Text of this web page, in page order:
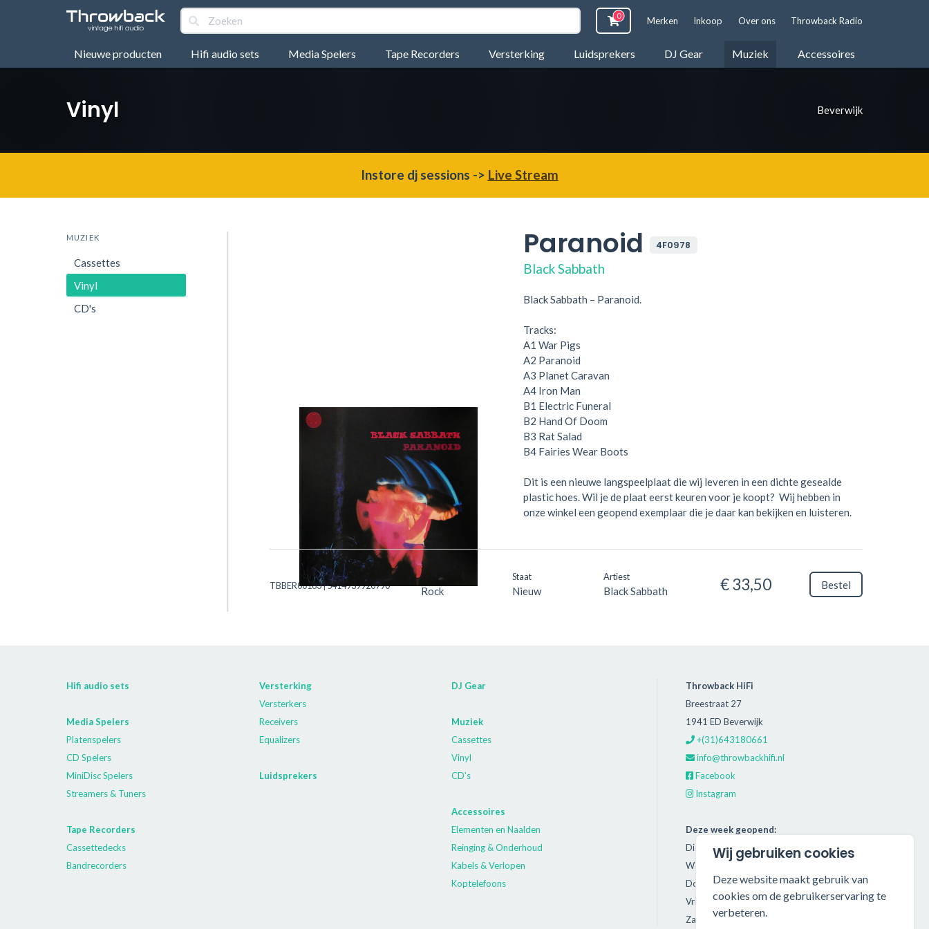
Nieuwe producten Hifi audio sets Media Spelers Tape Recorders Versterking Luidsprekers DJ Gear Muziek Accessoires
Merken Inkoop Over ons Throwback Radio
Vinyl Beverwijk
Instore dj sessions -> Live Stream
MUZIEK
Cassettes
Vinyl
CD's
Paranoid 4F0978
Black Sabbath
Black Sabbath – Paranoid.
Tracks:
A1 War Pigs
A2 Paranoid
A3 Planet Caravan
A4 Iron Man
B1 Electric Funeral
B2 Hand Of Doom
B3 Rat Salad
B4 Fairies Wear Boots
Dit is een nieuwe langspeelplaat die wij leveren in een dichte gesealde
plastic hoes. Wil je de plaat eerst keuren voor je koopt? Wij hebben in
onze winkel een geopend exemplaar die je daar kan bekijken en luisteren.
TBBER00163 | 5414939920790
Genre
Rock
Staat
Nieuw
Artiest
Black Sabbath € 33,50 Bestel
Hifi audio sets
Media Spelers
Platenspelers
CD Spelers
MiniDisc Spelers
Streamers & Tuners
Tape Recorders
Cassettedecks
Bandrecorders
Versterking
Versterkers
Receivers
Equalizers
Luidsprekers
DJ Gear
Muziek
Cassettes
Vinyl
CD's
Accessoires
Elementen en Naalden
Reinging & Onderhoud
Kabels & Verlopen
Koptelefoons
Throwback HiFi
Breestraat 27
1941 ED Beverwijk
+(31)643180661
info@throwbackhifi.nl
Facebook
Instagram
Deze week geopend:
Dinsdag: 11:00 - 18:00
Woensdag: 11:00 - 18:00
Donderdag: 11:00 - 21:00
Vrijdag: 11:00 - 18:00
Zaterdag: 11:00 - 17:00
Wij gebruiken cookies
Deze website maakt gebruik van
cookies om de gebruikerservaring te
verbeteren.